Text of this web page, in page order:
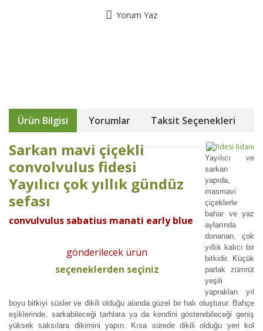
Yorum Yaz
Ürün Bilgisi Yorumlar Taksit Seçenekleri
Sarkan mavi çiçekli
convolvulus fidesi
Yayılıcı çok yıllık gündüz
sefası
convulvulus sabatius manati early blue
gönderilecek ürün
seçeneklerden seçiniz
Yayılıcı ve
sarkan
yapıda,
masmavi
çiçeklerle
bahar ve yaz
aylarında
donanan, çok
yıllık kalıcı bir
bitkidir. Küçük
parlak zümrüt
yeşili
yaprakları yıl
boyu bitkiyi süsler ve dikili olduğu alanda güzel bir halı oluşturur. Bahçe
eşiklerinde, sarkabileceği tarhlara ya da kendini gösterebileceği geniş
yüksek saksılara dikimini yapın. Kısa sürede dikili olduğu yeri kol